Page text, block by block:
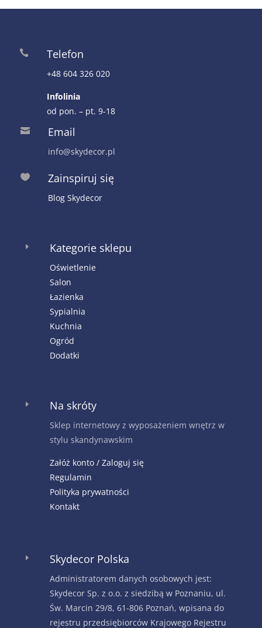
 Telefon
+48 604 326 020
Infolinia
od pon. – pt. 9-18
 Email
info@skydecor.pl
 Zainspiruj się
Blog Skydecor
E Kategorie sklepu
Oświetlenie
Salon
Łazienka
Sypialnia
Kuchnia
Ogród
Dodatki
E Na skróty
Sklep internetowy z wyposażeniem wnętrz w
stylu skandynawskim
Załóż konto / Zaloguj się
Regulamin
Polityka prywatności
Kontakt
E Skydecor Polska
Administratorem danych osobowych jest:
Skydecor Sp. z o.o. z siedzibą w Poznaniu, ul.
Św. Marcin 29/8, 61-806 Poznań, wpisana do
rejestru przedsiębiorców Krajowego Rejestru